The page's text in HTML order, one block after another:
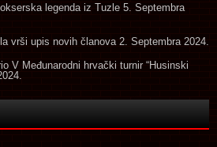
legenda iz Tuzle 5. Septembra
vrši upis novih članova 2. Septembra 2024.
V Međunarodni hrvački turnir “Husinski